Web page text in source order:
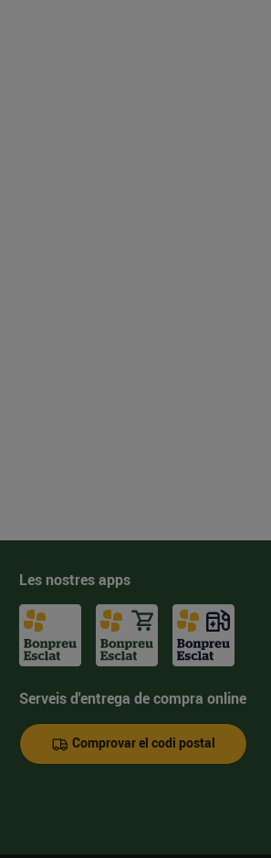
Les nostres apps
Serveis d'entrega de compra online
Comprovar el codi postal